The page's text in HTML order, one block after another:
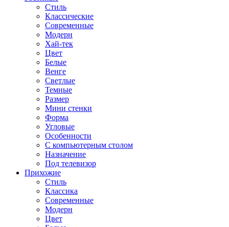
Стиль
Классические
Современные
Модерн
Хай-тек
Цвет
Белые
Венге
Светлые
Темные
Размер
Мини стенки
Форма
Угловые
Особенности
С компьютерным столом
Назначение
Под телевизор
Прихожие
Стиль
Классика
Современные
Модерн
Цвет